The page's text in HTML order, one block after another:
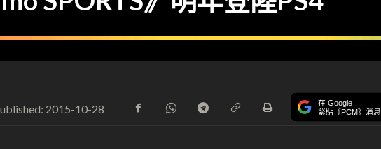
2015-10-28 在 Google
緊貼《PCM》消息